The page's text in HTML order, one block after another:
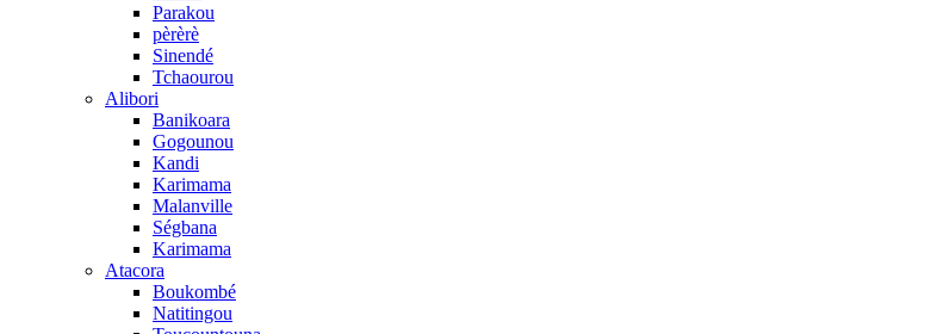
Parakou
pèrèrè
Sinendé
Tchaourou
Alibori
Banikoara
Gogounou
Kandi
Karimama
Malanville
Ségbana
Karimama
Atacora
Boukombé
Natitingou